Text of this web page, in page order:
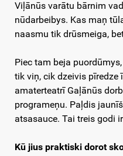
Viļānūs varātu bārnim
nūdarbeibys. Kas maņ
naasmu tik drūsmeiga,
Piec tam beja
tik viņ, cik dzeivis pīredze
amaterteatrī Gaļānūs
programeņu. Paļdis
atsasauce. Tai treis godi
Kū jius praktiski dorot